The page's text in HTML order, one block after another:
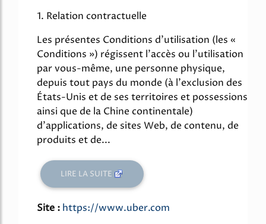
1. Relation contractuelle
Les présentes Conditions d'utilisation (les «
Conditions ») régissent l'accès ou l'utilisation
par vous-même, une personne physique,
depuis tout pays du monde (à l'exclusion des
États-Unis et de ses territoires et possessions
ainsi que de la Chine continentale)
d'applications, de sites Web, de contenu, de
produits et de...
LIRE LA SUITE
Site : https://www.uber.com